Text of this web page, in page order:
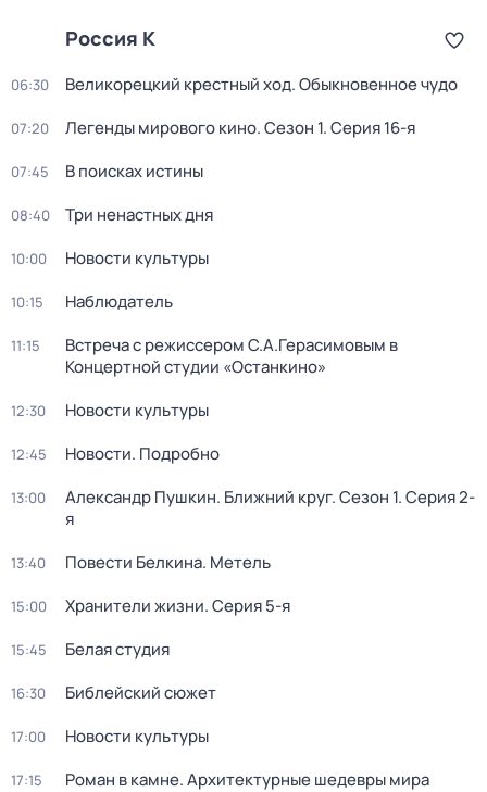
Россия К
06:30 Великорецкий крестный ход. Обыкновенное чудо
07:20 Легенды мирового кино. Сезон 1. Серия 16-я
07:45 В поисках истины
08:40 Три ненастных дня
10:00 Новости культуры
10:15 Наблюдатель
11:15
Встреча с режиссером С.А.Герасимовым в
Концертной студии «Останкино»
12:30 Новости культуры
12:45 Новости. Подробно
13:00 Александр Пушкин. Ближний круг. Сезон 1. Серия 2-
я
13:40 Повести Белкина. Метель
15:00 Хранители жизни. Серия 5-я
15:45 Белая студия
16:30 Библейский сюжет
17:00 Новости культуры
17:15 Роман в камне. Архитектурные шедевры мира